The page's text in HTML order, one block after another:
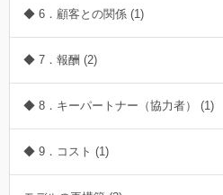
◆ 6．顧客との関係 (1)
◆ 7．報酬 (2)
◆ 8．キーパートナー（協力者） (1)
◆ 9．コスト (1)